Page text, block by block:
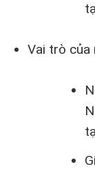
Vai trò của